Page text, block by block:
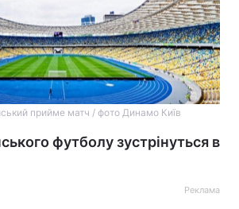
прийме матч / фото Динамо Київ
футболу зустрінуться в
Реклама